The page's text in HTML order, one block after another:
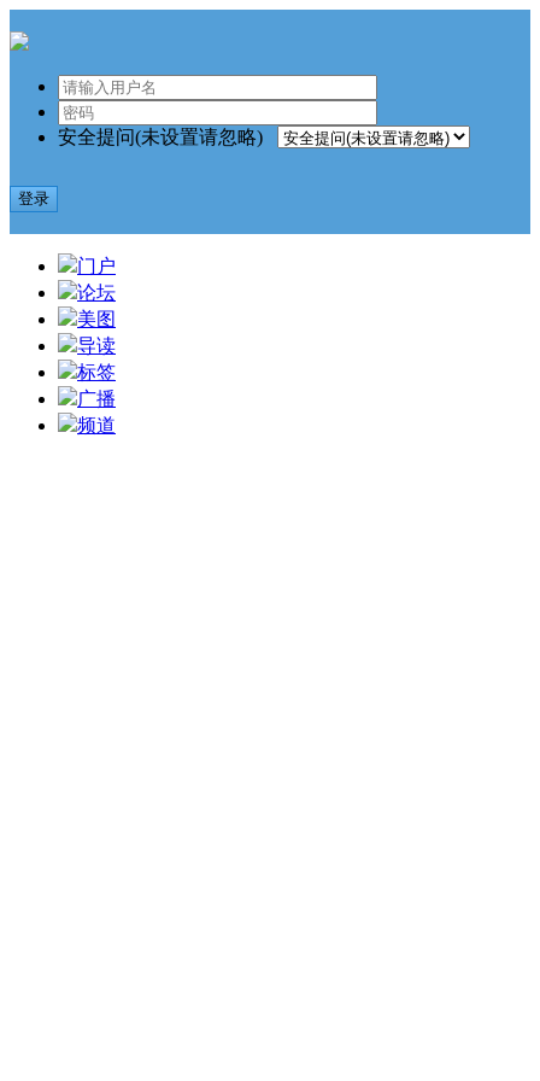
安全提问(未设置请忽略)
登录
门户
论坛
美图
导读
标签
广播
频道